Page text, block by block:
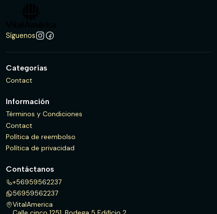
Síguenos
Categorías
Contact
Información
Términos y Condiciones
Contact
Política de reembolso
Política de privacidad
Contáctanos
+56959562237
56959562237
VitalAmerica